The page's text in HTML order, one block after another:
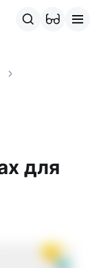
для